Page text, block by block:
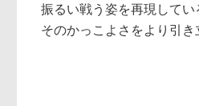
振るい戦う姿を再現してい
そのかっこよさをより引き